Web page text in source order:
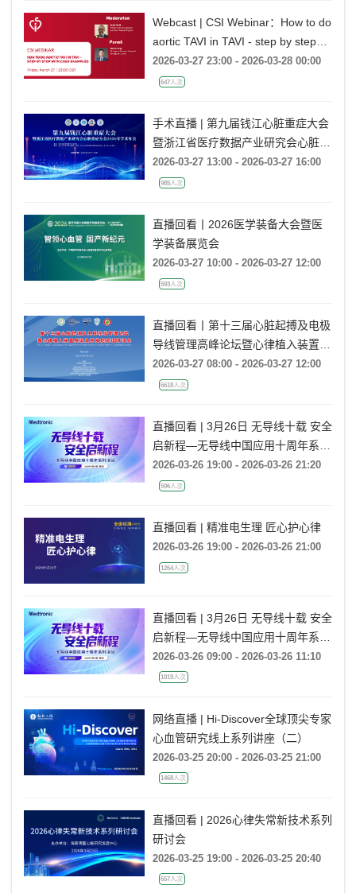
Webcast | CSI Webinar：How to do
aortic TAVI in TAVI - step by step
with case examples
2026-03-27 23:00 - 2026-03-28 00:00
647人次
手术直播 | 第九届钱江心脏重症大会
暨浙江省医疗数据产业研究会心脏重
症分会2026年学术年会
2026-03-27 13:00 - 2026-03-27 16:00
985人次
直播回看丨2026医学装备大会暨医
学装备展览会
2026-03-27 10:00 - 2026-03-27 12:00
593人次
直播回看丨第十三届心脏起搏及电极
导线管理高峰论坛暨心律植入装置感
染及并发症处理研讨会
2026-03-27 08:00 - 2026-03-27 12:00
6618人次
直播回看 | 3月26日 无导线十载 安全
启新程—无导线中国应用十周年系列
活动
2026-03-26 19:00 - 2026-03-26 21:20
596人次
直播回看 | 精准电生理 匠心护心律
2026-03-26 19:00 - 2026-03-26 21:00
1264人次
直播回看 | 3月26日 无导线十载 安全
启新程—无导线中国应用十周年系列
活动
2026-03-26 09:00 - 2026-03-26 11:10
1019人次
网络直播 | Hi-Discover全球顶尖专家
心血管研究线上系列讲座（二）
2026-03-25 20:00 - 2026-03-25 21:00
1468人次
直播回看 | 2026心律失常新技术系列
研讨会
2026-03-25 19:00 - 2026-03-25 20:40
657人次